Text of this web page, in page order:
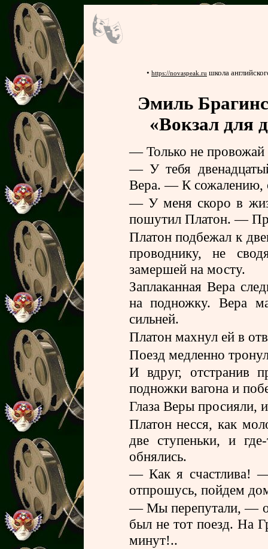
• https://novaspeak.ru школа
Эмиль
«Вокзал для
— Только не
— У тебя
Вера. — К сожалению,
— У меня скоро в
пошутил Платон. —
Платон подбежал к
проводнику, не
замершей на мосту.
Заплаканная Вера
на подножку. Вера
сильней.
Платон махнул ей в
Поезд медленно
И вдруг, отстранив
подножки вагона и
Глаза Веры просияли,
Платон несся, как
две ступеньки, и
обнялись.
— Как я счастлива!
отпрошусь, пойдем
— Мы перепутали, —
был не тот поезд. На
минут!..